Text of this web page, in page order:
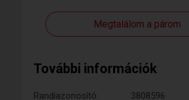
Megtalálom a párom
További információk
Randiazonosító:
3808596